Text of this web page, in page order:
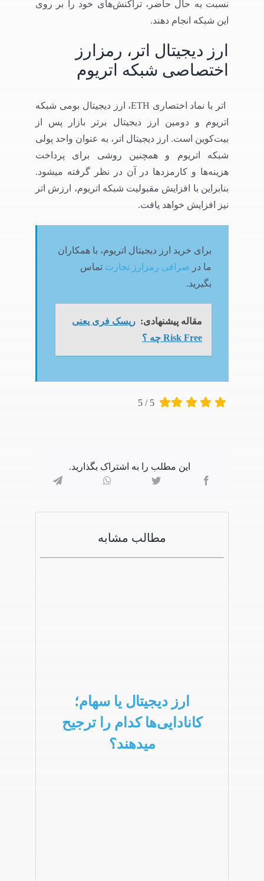
نسبت به حال حاضر، تراکنش‌های خود را بر روی
این شبکه انجام دهند.
ارز دیجیتال اتر، رمزارز
اختصاصی شبکه اتریوم
اتر با نماد اختصاری ETH، ارز دیجیتال بومی شبکه
اتریوم و دومین ارز دیجیتال برتر بازار پس از
بیت‌کوین است. ارز دیجیتال اتر، به عنوان واحد پولی
شبکه اتریوم و همچنین روشی برای پرداخت
هزینه‌ها و کارمزدها در آن در نظر گرفته میشود.
بنابراین با افزایش مقبولیت شبکه اتریوم، ارزش اتر
نیز افزایش خواهد یافت.
برای خرید ارز دیجیتال اتریوم، با همکاران
ما در صرافی رمزارز تجارت تماس
بگیرید.
مقاله پیشنهادی: ریسک فری یعنی
چه ؟ Risk Free
5
/
5
این مطلب را به اشتراک بگذارید.
مطالب مشابه
ارز دیجیتال یا سهام؛
کانادایی‌ها کدام را ترجیح
میدهند؟